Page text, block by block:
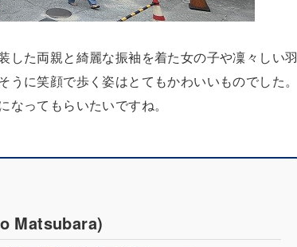
た両親と綺麗な振袖を着た女の子や凜々しい羽
に笑顔で歩く姿はとてもかわいいものでした。
ってもらいたいですね。
Matsubara)